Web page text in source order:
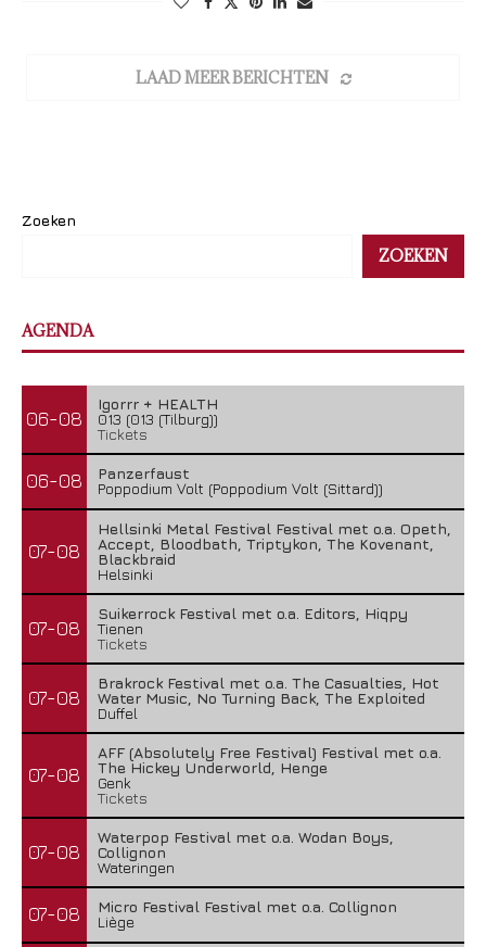
LAAD MEER BERICHTEN
Zoeken
ZOEKEN
AGENDA
06-08
Igorrr + HEALTH
013 (013 (Tilburg))
Tickets
06-08
Panzerfaust
Poppodium Volt (Poppodium Volt (Sittard))
07-08
Hellsinki Metal Festival Festival met o.a. Opeth,
Accept, Bloodbath, Triptykon, The Kovenant,
Blackbraid
Helsinki
07-08
Suikerrock Festival met o.a. Editors, Hiqpy
Tienen
Tickets
07-08
Brakrock Festival met o.a. The Casualties, Hot
Water Music, No Turning Back, The Exploited
Duffel
07-08
AFF (Absolutely Free Festival) Festival met o.a.
The Hickey Underworld, Henge
Genk
Tickets
07-08
Waterpop Festival met o.a. Wodan Boys,
Collignon
Wateringen
07-08
Micro Festival Festival met o.a. Collignon
Liège